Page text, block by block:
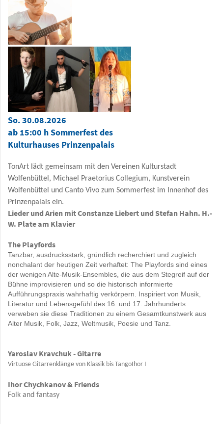
So. 30.08.2026
ab 15:00 h Sommerfest des
Kulturhauses Prinzenpalais
TonArt lädt gemeinsam mit den Vereinen Kulturstadt
Wolfenbüttel, Michael Praetorius Collegium, Kunstverein
Wolfenbüttel und Canto Vivo zum Sommerfest im Innenhof des
Prinzenpalais ein.
Lieder und Arien mit Constanze Liebert und Stefan Hahn. H.-
W. Plate am Klavier
The Playfords
Tanzbar, ausdrucksstark, gründlich recherchiert und zugleich
nonchalant der heutigen Zeit verhaftet: The Playfords sind eines
der wenigen Alte-Musik-Ensembles, die aus dem Stegreif auf der
Bühne improvisieren und so die historisch informierte
Aufführungspraxis wahrhaftig verkörpern. Inspiriert von Musik,
Literatur und Lebensgefühl des 16. und 17. Jahrhunderts
verweben sie diese Traditionen zu einem Gesamtkunstwerk aus
Alter Musik, Folk, Jazz, Weltmusik, Poesie und Tanz.
Yaroslav Kravchuk - Gitarre
Virtuose Gitarrenklänge von Klassik bis TangoIhor I
Ihor Chychkanov & Friends
Folk and fantasy